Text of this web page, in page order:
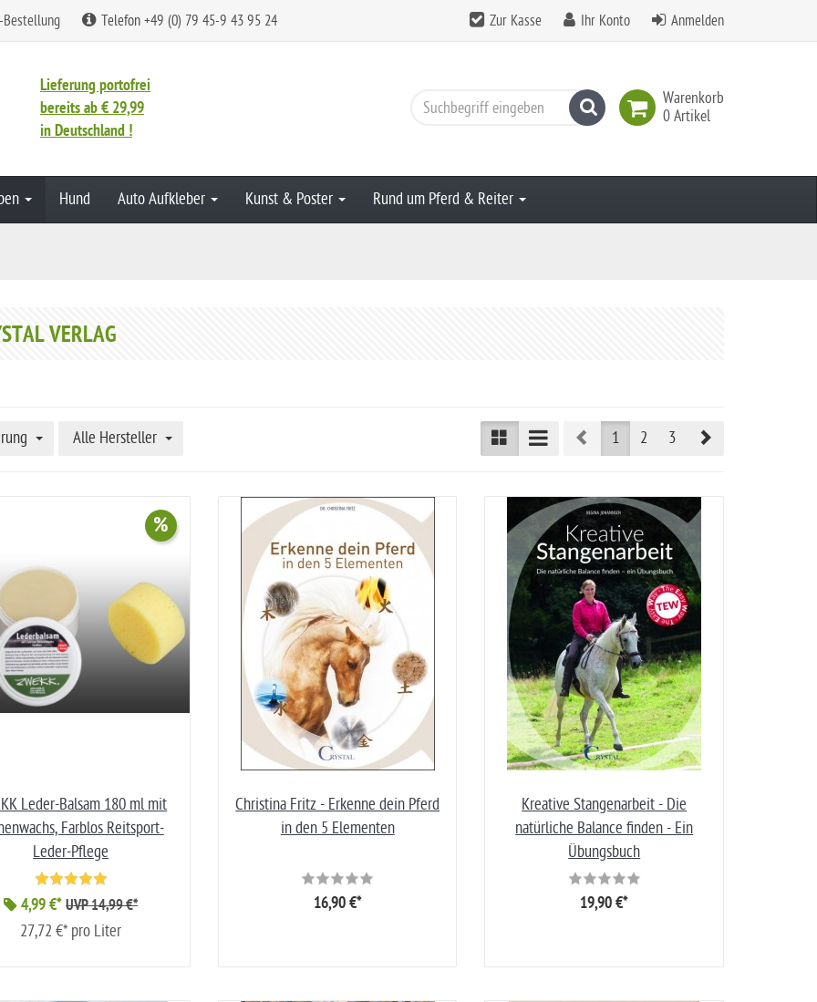
Telefon +49 (0) 79 45-9 43 95 24 Zur Kasse Ihr Konto Anmelden
Lieferung portofrei
bereits ab € 29,99
in Deutschland !
Warenkorb
0 Artikel
Suchen
Hund Auto Aufkleber Kunst & Poster Rund um Pferd & Reiter
VERLAG
Alle Hersteller Prev1 2 3
Leder-Balsam 180 ml mit
Farblos Reitsport-
Leder-Pflege
4,99 €*
%
UVP 14,99 €*
27,72 €* pro Liter
Christina Fritz - Erkenne dein Pferd
in den 5 Elementen
16,90 €*
Kreative Stangenarbeit - Die
natürliche Balance finden - Ein
Übungsbuch
19,90 €*